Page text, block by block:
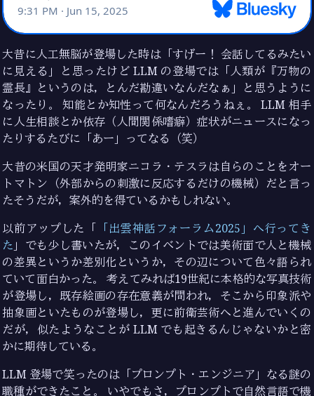
大昔に人工無脳が登場した時は「すげー！ 会話してるみたい
に見える」と思ったけど LLM の登場では「人類が『万物の
霊長』というのは，とんだ勘違いなんだなぁ」と思うように
なったり。 知能とか知性って何なんだろうねぇ。 LLM 相手
に人生相談とか依存（人間関係嗜癖）症状がニュースになっ
たりするたびに「あー」ってなる（笑）
大昔の米国の天才発明家ニコラ・テスラは自らのことをオー
トマトン（外部からの刺激に反応するだけの機械）だと言っ
たそうだが，案外的を得ているかもしれない。
以前アップした「 「出雲神話フォーラム2025」へ行ってき
た 」でも少し書いたが，このイベントでは美術面で人と機械
の差異というか差別化というか，その辺について色々語られ
ていて面白かった。 考えてみれば19世紀に本格的な写真技術
が登場し，既存絵画の存在意義が問われ，そこから印象派や
抽象画といたものが登場し，更に前衛芸術へと進んでいくの
だが，似たようなことが LLM でも起きるんじゃないかと密
かに期待している。
LLM 登場で笑ったのは「プロンプト・エンジニア」なる謎の
職種ができたこと。 いやでもさ，プロンプトで自然言語で機